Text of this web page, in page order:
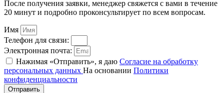
После получения заявки, менеджер свяжется с вами в течение
20 минут и подробно проконсультирует по всем вопросам.
Имя
Телефон для связи:
Электронная почта:
Нажимая «Отправить», я даю Согласие на обработку
персональных данных На основании Политики
конфиденциальности
Отправить